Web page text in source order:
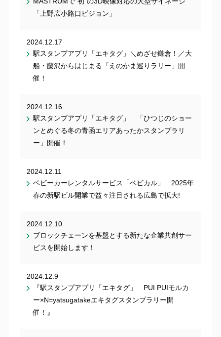
「上野広小路口ビジョン」
2024.12.17
駅スタンプアプリ「エキタグ」＼めざせ鎌倉！／大
船・藤沢からはじまる「えのかま巡りラリー」開
催！
2024.12.16
駅スタンプアプリ「エキタグ」 「ひつじのショー
ンとめぐる冬の青函エリアあったかスタンプラリ
ー」開催！
2024.12.11
ベビーカーレンタルサービス「ベビカル」 2025年
春の新駅ビル開業で益々注目される広島で拡大!
2024.12.10
ブロックチェーンを基盤とする新たな企業共創サー
ビスを開始します！
2024.12.9
『駅スタンプアプリ「エキタグ」 PUI PUIモルカ
ー×N=yatsugatakeエキタグスタンプラリー開
催！』